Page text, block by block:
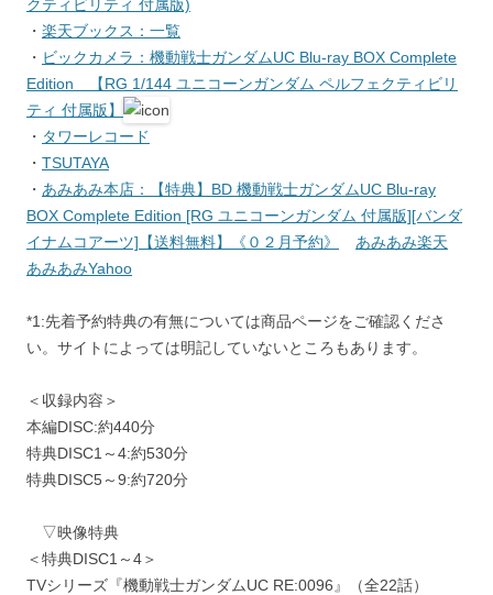
クティビリティ 付属版)
・ 楽天ブックス：一覧
・ ビックカメラ：機動戦士ガンダムUC Blu-ray BOX Complete
Edition 【RG 1/144 ユニコーンガンダム ペルフェクティビリ
ティ 付属版】
・ タワーレコード
・ TSUTAYA
・ あみあみ本店：【特典】BD 機動戦士ガンダムUC Blu-ray
BOX Complete Edition [RG ユニコーンガンダム 付属版][バンダ
イナムコアーツ]【送料無料】《０２月予約》
あみあみ楽天
あみあみYahoo
*1:先着予約特典の有無については商品ページをご確認くださ
い。サイトによっては明記していないところもあります。
＜収録内容＞
本編DISC:約440分
特典DISC1～4:約530分
特典DISC5～9:約720分
▽映像特典
＜特典DISC1～4＞
TVシリーズ『機動戦士ガンダムUC RE:0096』（全22話）